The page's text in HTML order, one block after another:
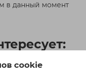
cookie
в данный момент